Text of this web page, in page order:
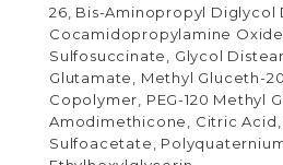
26, Bis-Aminopropyl Diglycol
Cocamidopropylamine
Sulfosuccinate, Glycol
Glutamate, Methyl Gluceth-
Copolymer, PEG-120 Methyl
Amodimethicone, Citric Acid,
Sulfoacetate,